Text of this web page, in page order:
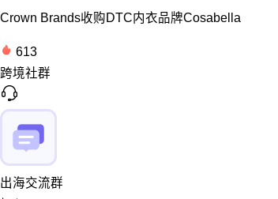
Crown Brands收购DTC内衣品牌Cosabella
613
跨境社群
出海交流群